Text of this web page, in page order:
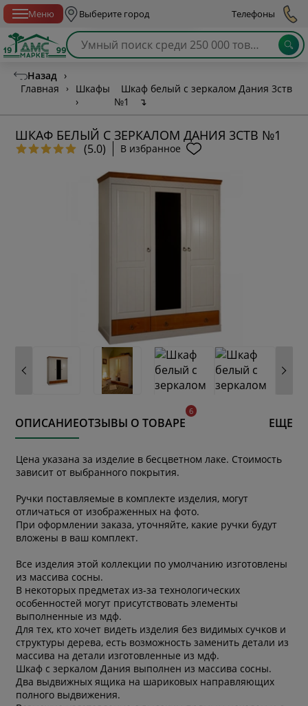
Меню Выберите город Телефоны
Назад ›
Главная
›
Шкафы
›
Шкаф белый с зеркалом Дания 3ств
№1
↴
ШКАФ БЕЛЫЙ С ЗЕРКАЛОМ ДАНИЯ 3СТВ №1
(5.0) В избранное
ОПИСАНИЕОТЗЫВЫ О ТОВАРЕ ЕЩЕ
Цена указана за изделие в бесцветном лаке. Стоимость
зависит от выбранного покрытия.
Ручки поставляемые в комплекте изделия, могут
отличаться от изображенных на фото.
При оформлении заказа, уточняйте, какие ручки будут
вложены в ваш комплект.
Все изделия этой коллекции по умолчанию изготовлены
из массива сосны.
В некоторых предметах из-за технологических
особенностей могут присутствовать элементы
выполненные из мдф.
Для тех, кто хочет видеть изделия без видимых сучков и
структуры дерева, есть возможность заменить детали из
массива на детали изготовленные из мдф.
Шкаф с зеркалом Дания выполнен из массива сосны.
Два выдвижных ящика на шариковых направляющих
полного выдвижения.